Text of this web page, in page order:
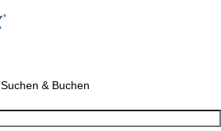
Suchen & Buchen